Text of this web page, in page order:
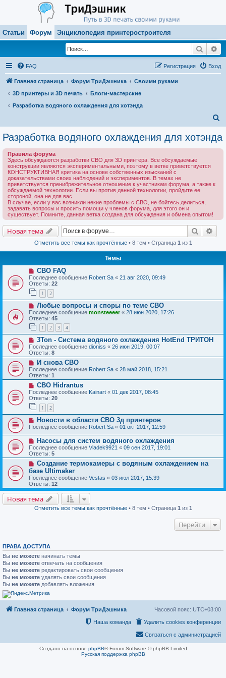
Статьи Форум Энциклопедия принтеростроителя
Поиск
FAQ Вход
Регистрация
Главная страница Форум ТриДэшника
Своими руками
3D принтеры и 3D печать
Блоги-мастерские
Разработка водяного охлаждения для хотэнда
и
Разработка водяного охлаждения для хотэнда
Правила форума
Здесь обсуждаются разработки СВО для 3D принтера. Все обсуждаемые
конструкции являются экспериментальными, поэтому в ветке приветствуется
КОНСТРУКТИВНАЯ критика на основе собственных изысканий с
доказательствами своих наблюдений и экспериментов. В темах не
приветствуется пренибрежительное отношение к участникам форума, а также к
обсуждаемой технологии. Если вы против данной технологии, пройдите ее
стороной, она не для вас.
В случае, если у вас возникли некие проблемы с СВО, не бойтесь делиться,
задавать вопросы и просить помощи у членов форума, для этого он и
существует. Помните, данная ветка создана для обсуждения и обмена опытом!
Новая тема Поиск
Отметить все темы как прочтённые• 8 тем • Страница 1 из 1
Темы
СВО FAQ
Последнее сообщение Robert Sa « 21 авг 2020, 09:49
Ответы: 22
1 2
Любые вопросы и споры по теме СВО
Последнее сообщение monsteeeer« 28 июн 2020, 17:26
Ответы: 45
1 2 3 4
3Ton - Система водяного охлаждения HotEnd ТРИТОН
Последнее сообщение dioniss « 26 июн 2019, 00:07
Ответы: 8
И снова СВО
Последнее сообщение Robert Sa « 28 май 2018, 15:21
Ответы: 1
СВО Hidrantus
Последнее сообщение Kainart « 01 дек 2017, 08:45
Ответы: 20
1 2
Новости в области СВО 3д принтеров
Последнее сообщение Robert Sa « 01 окт 2017, 12:59
Насосы для систем водяного охлаждения
Последнее сообщение Vladek9921 « 09 сен 2017, 19:01
Ответы: 5
Создание термокамеры с водяным охлаждением на
базе Ultimaker
Последнее сообщение Vestas « 03 июл 2017, 15:39
Ответы: 12
Новая тема
Отметить все темы как прочтённые• 8 тем • Страница 1 из 1
Перейти
ПРАВА ДОСТУПА
Вы не можете начинать темы
Вы не можете отвечать на сообщения
Вы не можете редактировать свои сообщения
Вы не можете удалять свои сообщения
Вы не можете добавлять вложения
Главная страница Форум ТриДэшника Часовой пояс: UTC+03:00
Удалить cookies конференции
Наша команда
Связаться с администрацией
Создано на основе phpBB® Forum Software © phpBB Limited
Русская поддержка phpBB